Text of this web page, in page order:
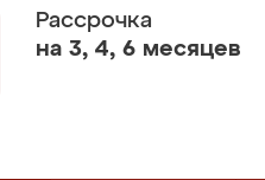
Рассрочка
на 3, 4, 6 месяцев